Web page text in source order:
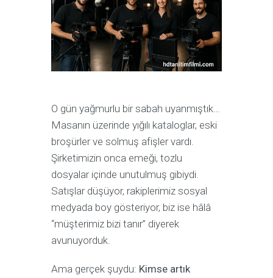
O gün yağmurlu bir sabah uyanmıştık…
Masanın üzerinde yığılı kataloglar, eski
broşürler ve solmuş afişler vardı.
Şirketimizin onca emeği, tozlu
dosyalar içinde unutulmuş gibiydi.
Satışlar düşüyor, rakiplerimiz sosyal
medyada boy gösteriyor, biz ise hâlâ
“müşterimiz bizi tanır” diyerek
avunuyorduk.
Ama gerçek şuydu: Kimse artık